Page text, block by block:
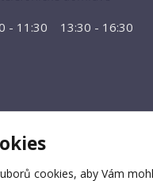
- 11:30 13:30 - 16:30
cookies, aby Vám